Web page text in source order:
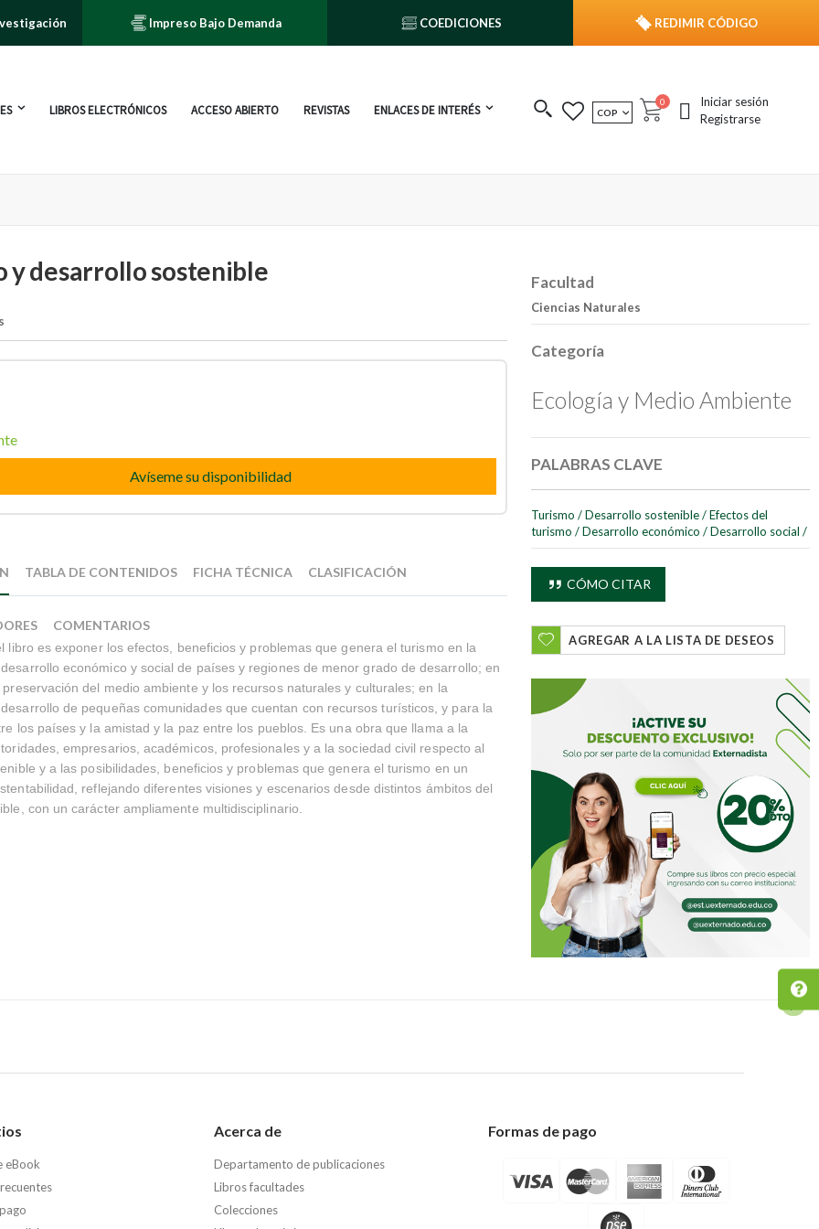
Impreso Bajo Demanda COEDICIONES REDIMIR CÓDIGO
LIBROS ELECTRÓNICOS ACCESO ABIERTO REVISTAS ENLACES DE INTERÉS MONEDA
COP Cart
0 publicacionesIniciar sesión
Registrarse
y desarrollo sostenible
Avíseme su disponibilidad
libro es exponer los efectos, beneficios y problemas que genera el turismo en la
económico y social de países y regiones de menor grado de desarrollo; en
del medio ambiente y los recursos naturales y culturales; en la
de pequeñas comunidades que cuentan con recursos turísticos, y para la
los países y la amistad y la paz entre los pueblos. Es una obra que llama a la
empresarios, académicos, profesionales y a la sociedad civil respecto al
y a las posibilidades, beneficios y problemas que genera el turismo en un
reflejando diferentes visiones y escenarios desde distintos ámbitos del
con un carácter ampliamente multidisciplinario.
TABLA DE CONTENIDOS FICHA TÉCNICA CLASIFICACIÓN
COMENTARIOS
Facultad
Ciencias Naturales
Categoría
Ecología y Medio Ambiente
PALABRAS CLAVE
Turismo / Desarrollo sostenible / Efectos del
turismo / Desarrollo económico / Desarrollo social /
CÓMO CITAR
AGREGAR A LA LISTA DE DESEOS
eBook
Acerca de
Departamento de publicaciones
Libros facultades
Colecciones
Formas de pago